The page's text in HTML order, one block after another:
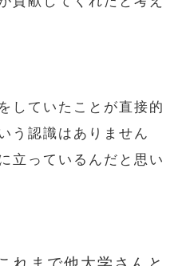
していたことが直接的
う認識はありません
立っているんだと思い